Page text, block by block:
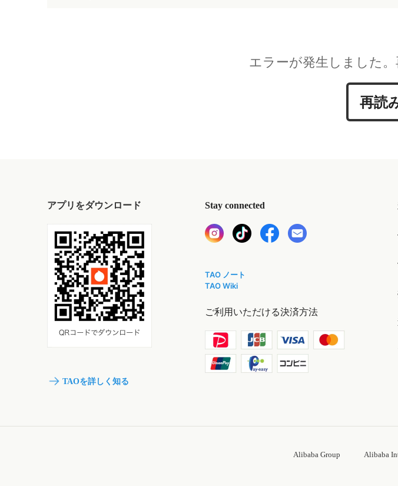
エラーが発生しました
再読
アプリをダウンロード
TAOを詳しく知る
Stay connected
TAO ノート
TAO Wiki
ご利用いただける決済方法
Alibaba Group Alibaba